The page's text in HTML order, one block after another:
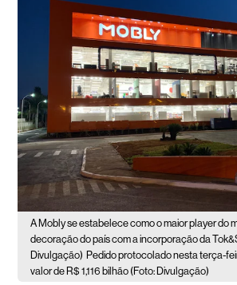
A Mobly se estabelece como o maior player do
decoração do país com a incorporação da
Divulgação) Pedido protocolado nesta terça-
valor de R$ 1,116 bilhão (Foto: Divulgação)